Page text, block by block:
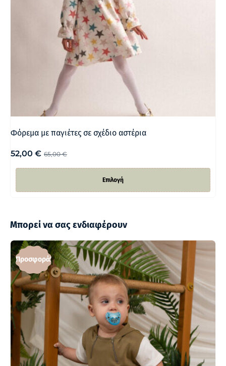
Φόρεμα με παγιέτες σε σχέδιο αστέρια
65,00€
52,00 €
Επιλογή
Μπορεί να σας ενδιαφέρουν
Προσφορά!